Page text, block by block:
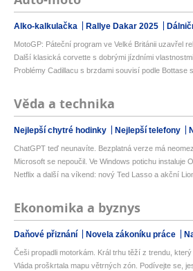
Alko-kalkulačka Rallye Dakar 2025
MotoGP: Páteční program ve Velké Británii uzavřel
Další klasická corvette s dobrými jízdními
Problémy Cadillacu s brzdami souvisí podle Bottase
Věda a technika
Nejlepší chytré hodinky Nejlepší telefony
ChatGPT teď neunavíte. Bezplatná verze má
Microsoft se nepoučil. Ve Windows potichu instaluje
Netflix a další na víkend: nový Ted Lasso a akční
Ekonomika a byznys
Daňové přiznání Novela zákoníku práce
Češi propadli motorkám. Král trhu těží z trendu, který
Vláda proškrtala mapu větrných zón. Podívejte se,